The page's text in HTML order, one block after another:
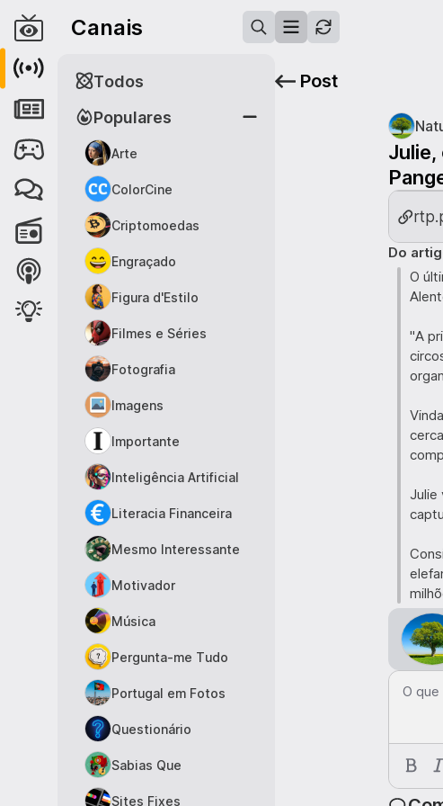
Canais
Populares
Arte
ColorCine
Criptomoedas
Engraçado
Figura d'Estilo
Filmes e Séries
Fotografia
Imagens
Importante
Inteligência Artificial
Literacia Financeira
Mesmo Interessante
Motivador
Música
Pergunta-me Tudo
Portugal em Fotos
Questionário
Sabias Que
Sites Fixes
Todos Post
Julie,
Do
O
"A
Julie
O